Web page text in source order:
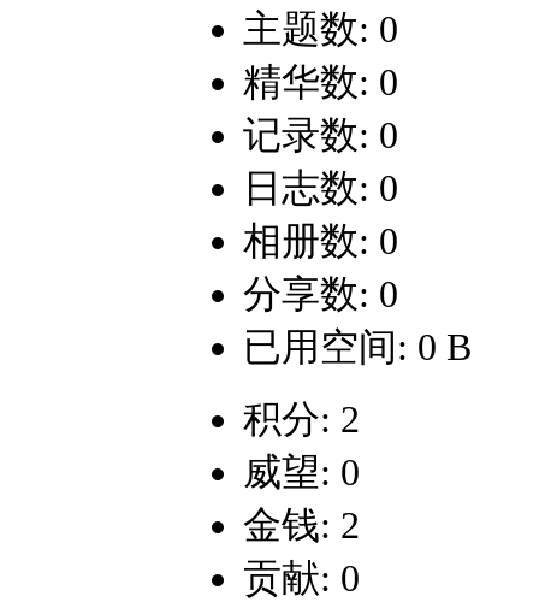
主题数: 0
精华数: 0
记录数: 0
日志数: 0
相册数: 0
分享数: 0
已用空间: 0 B
积分: 2
威望: 0
金钱: 2
贡献: 0